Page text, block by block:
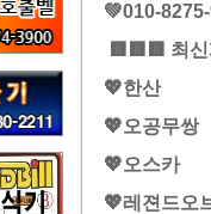
💚010-
🟥🟥🟥 최
💖한산
💖오공무쌍
💖오스카
💖레젼드오